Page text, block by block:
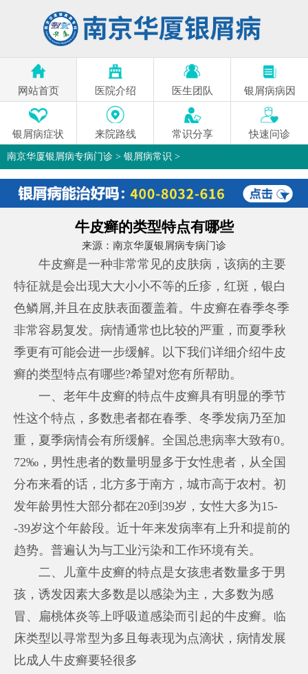
网站首页 医院介绍 医生团队 银屑病病因
银屑病症状 来院路线 常识分享 快速问诊
南京华厦银屑病专病门诊 > 银屑病常识 >
牛皮癣的类型特点有哪些
来源： 南京华厦银屑病专病门诊
牛皮癣是一种非常常见的皮肤病，该病的主要
特征就是会出现大大小小不等的丘疹，红斑，银白
色鳞屑,并且在皮肤表面覆盖着。牛皮癣在春季冬季
非常容易复发。病情通常也比较的严重，而夏季秋
季更有可能会进一步缓解。以下我们详细介绍牛皮
癣的类型特点有哪些?希望对您有所帮助。
一、老年牛皮癣的特点牛皮癣具有明显的季节
性这个特点，多数患者都在春季、冬季发病乃至加
重，夏季病情会有所缓解。全国总患病率大致有0。
72‰，男性患者的数量明显多于女性患者，从全国
分布来看的话，北方多于南方，城市高于农村。初
发年龄男性大部分都在20到39岁，女性大多为15-
-39岁这个年龄段。近十年来发病率有上升和提前的
趋势。普遍认为与工业污染和工作环境有关。
二、儿童牛皮癣的特点是女孩患者数量多于男
孩，诱发因素大多数是以感染为主，大多数为感
冒、扁桃体炎等上呼吸道感染而引起的牛皮癣。临
床类型以寻常型为多且每表现为点滴状，病情发展
比成人牛皮癣要轻很多